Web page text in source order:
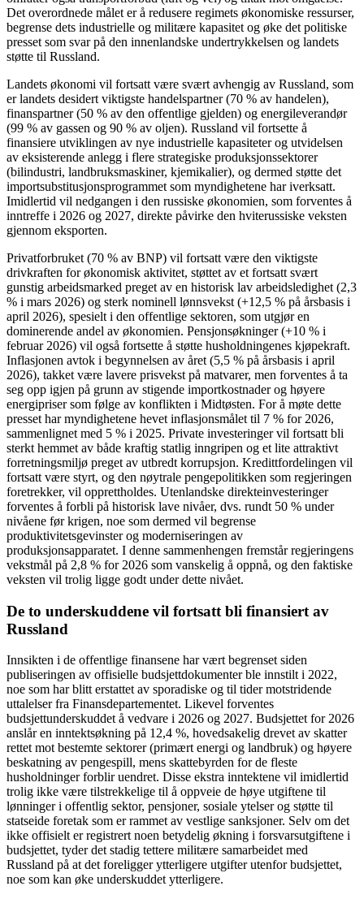
Det overordnede målet er å redusere regimets økonomiske ressurser,
begrense dets industrielle og militære kapasitet og øke det politiske
presset som svar på den innenlandske undertrykkelsen og landets
støtte til Russland.
Landets økonomi vil fortsatt være svært avhengig av Russland, som
er landets desidert viktigste handelspartner (70 % av handelen),
finanspartner (50 % av den offentlige gjelden) og energileverandør
(99 % av gassen og 90 % av oljen). Russland vil fortsette å
finansiere utviklingen av nye industrielle kapasiteter og utvidelsen
av eksisterende anlegg i flere strategiske produksjonssektorer
(bilindustri, landbruksmaskiner, kjemikalier), og dermed støtte det
importsubstitusjonsprogrammet som myndighetene har iverksatt.
Imidlertid vil nedgangen i den russiske økonomien, som forventes å
inntreffe i 2026 og 2027, direkte påvirke den hviterussiske veksten
gjennom eksporten.
Privatforbruket (70 % av BNP) vil fortsatt være den viktigste
drivkraften for økonomisk aktivitet, støttet av et fortsatt svært
gunstig arbeidsmarked preget av en historisk lav arbeidsledighet (2,3
% i mars 2026) og sterk nominell lønnsvekst (+12,5 % på årsbasis i
april 2026), spesielt i den offentlige sektoren, som utgjør en
dominerende andel av økonomien. Pensjonsøkninger (+10 % i
februar 2026) vil også fortsette å støtte husholdningenes kjøpekraft.
Inflasjonen avtok i begynnelsen av året (5,5 % på årsbasis i april
2026), takket være lavere prisvekst på matvarer, men forventes å ta
seg opp igjen på grunn av stigende importkostnader og høyere
energipriser som følge av konflikten i Midtøsten. For å møte dette
presset har myndighetene hevet inflasjonsmålet til 7 % for 2026,
sammenlignet med 5 % i 2025. Private investeringer vil fortsatt bli
sterkt hemmet av både kraftig statlig inngripen og et lite attraktivt
forretningsmiljø preget av utbredt korrupsjon. Kredittfordelingen vil
fortsatt være styrt, og den nøytrale pengepolitikken som regjeringen
foretrekker, vil opprettholdes. Utenlandske direkteinvesteringer
forventes å forbli på historisk lave nivåer, dvs. rundt 50 % under
nivåene før krigen, noe som dermed vil begrense
produktivitetsgevinster og moderniseringen av
produksjonsapparatet. I denne sammenhengen fremstår regjeringens
vekstmål på 2,8 % for 2026 som vanskelig å oppnå, og den faktiske
veksten vil trolig ligge godt under dette nivået.
De to underskuddene vil fortsatt bli finansiert av
Russland
Innsikten i de offentlige finansene har vært begrenset siden
publiseringen av offisielle budsjettdokumenter ble innstilt i 2022,
noe som har blitt erstattet av sporadiske og til tider motstridende
uttalelser fra Finansdepartementet. Likevel forventes
budsjettunderskuddet å vedvare i 2026 og 2027. Budsjettet for 2026
anslår en inntektsøkning på 12,4 %, hovedsakelig drevet av skatter
rettet mot bestemte sektorer (primært energi og landbruk) og høyere
beskatning av pengespill, mens skattebyrden for de fleste
husholdninger forblir uendret. Disse ekstra inntektene vil imidlertid
trolig ikke være tilstrekkelige til å oppveie de høye utgiftene til
lønninger i offentlig sektor, pensjoner, sosiale ytelser og støtte til
statseide foretak som er rammet av vestlige sanksjoner. Selv om det
ikke offisielt er registrert noen betydelig økning i forsvarsutgiftene i
budsjettet, tyder det stadig tettere militære samarbeidet med
Russland på at det foreligger ytterligere utgifter utenfor budsjettet,
noe som kan øke underskuddet ytterligere.